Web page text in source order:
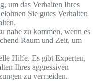
um das Verhalten Ihres
Sie gutes Verhalten
nahe zu kommen, wenn es
Raum und Zeit, um
Hilfe. Es gibt Experten,
Ihres aggressiven
zu vermeiden.